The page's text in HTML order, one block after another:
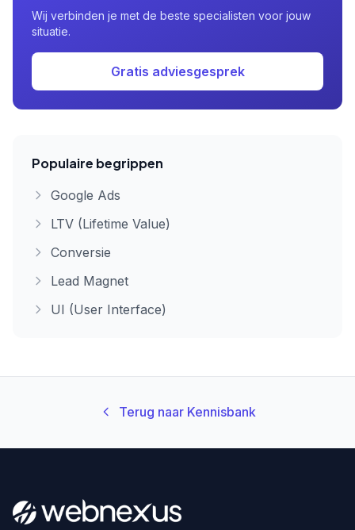
Wij verbinden je met de beste specialisten voor jouw
situatie.
Gratis adviesgesprek
Populaire begrippen
Google Ads
LTV (Lifetime Value)
Conversie
Lead Magnet
UI (User Interface)
Terug naar Kennisbank